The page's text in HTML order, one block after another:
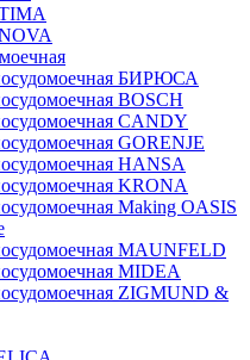
БИРЮСА
BOSCH
CANDY
GORENJE
HANSA
KRONA
Making OASIS
MAUNFELD
MIDEA
ZIGMUND &